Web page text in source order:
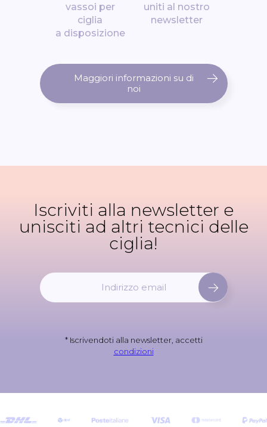
vassoi per
ciglia
a disposizione
uniti al nostro
newsletter
Maggiori informazioni su di
noi
Iscriviti alla newsletter e
unisciti ad altri tecnici delle
ciglia!
I
s
a
* Iscrivendoti alla newsletter, accetti
condizioni